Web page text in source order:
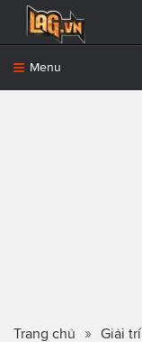
Menu
Trang chủ Giải trí